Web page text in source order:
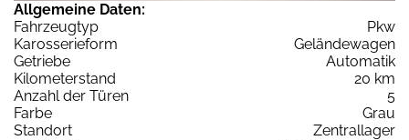
Allgemeine Daten:
Fahrzeugtyp
Pkw
Karosserieform
Geländewagen
Getriebe
Automatik
Kilometerstand
20 km
Anzahl der Türen
5
Farbe
Grau
Standort
Zentrallager